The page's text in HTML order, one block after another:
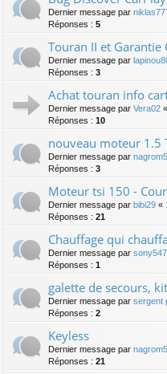
Dernier message par
Réponses : 5
Touran II et Garantie
Dernier message par
Réponses : 3
Achat touran info
Dernier message par Vera02 «
Réponses : 10
nouveau moteur 1.5
Dernier message par
Réponses : 3
Moteur tsi 150 -
Dernier message par bibi29 «
Réponses : 21
Chauffage qui
Dernier message par
Réponses : 1
galette de secours,
Dernier message par sergent
Réponses : 2
Keyless
Dernier message par
Réponses : 21